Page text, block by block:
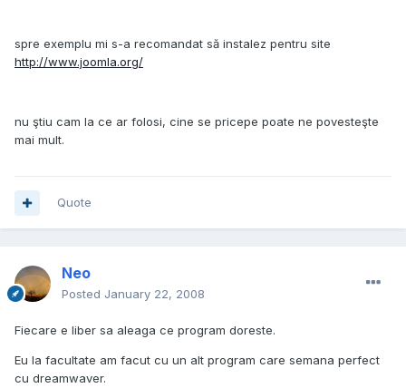
spre exemplu mi s-a recomandat să instalez pentru site
http://www.joomla.org/
nu ştiu cam la ce ar folosi, cine se pricepe poate ne povesteşte
mai mult.
Quote
Neo
Posted January 22, 2008
Fiecare e liber sa aleaga ce program doreste.
Eu la facultate am facut cu un alt program care semana perfect
cu dreamwaver.